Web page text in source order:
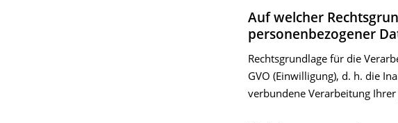
Auf welcher
personenbezogener
Rechtsgrundlage für die
GVO (Einwilligung), d. h. die
verbundene Verarbeitung